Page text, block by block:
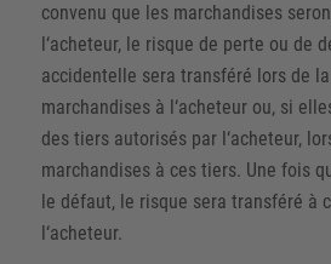
convenu que les marchandises
l‘acheteur, le risque de perte ou de
accidentelle sera transféré lors de
marchandises à l‘acheteur ou, si
des tiers autorisés par l‘acheteur,
marchandises à ces tiers. Une fois
le défaut, le risque sera transféré à
l‘acheteur.